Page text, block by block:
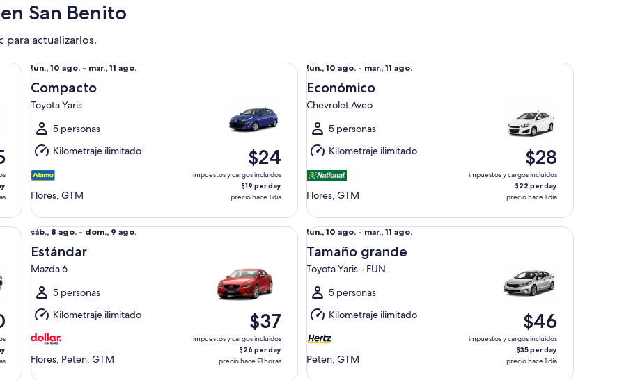
San Benito
para actualizarlos.
Del
lun.,
10
ago.
al
mar.,
11
ago.
lun., 10 ago. - mar., 11 ago.
Compacto
Toyota Yaris
5 personas
Kilometraje ilimitado
Flores, GTM
$24
impuestos y cargos incluidos
$19 per day
precio hace 1 día
Compacto Toyota Yaris
Del
lun.,
10
ago.
al
mar.,
11
ago.
lun., 10 ago. - mar., 11 ago.
Económico
Chevrolet Aveo
5 personas
Kilometraje ilimitado
Flores, GTM
$28
impuestos y cargos incluidos
$22 per day
precio hace 1 día
Económico Chevrolet Aveo
Del
sáb.,
8
ago.
al
dom.,
9
ago.
sáb., 8 ago. - dom., 9 ago.
Estándar
Mazda 6
5 personas
Kilometraje ilimitado
Flores, Peten, GTM
$37
impuestos y cargos incluidos
$26 per day
precio hace 21 horas
Estándar Mazda 6
Del
lun.,
10
ago.
al
mar.,
11
ago.
lun., 10 ago. - mar., 11 ago.
Tamaño grande
Toyota Yaris - FUN
5 personas
Kilometraje ilimitado
Peten, GTM
$46
impuestos y cargos incluidos
$35 per day
precio hace 1 día
Tamaño grande Toyota Yaris - FUN